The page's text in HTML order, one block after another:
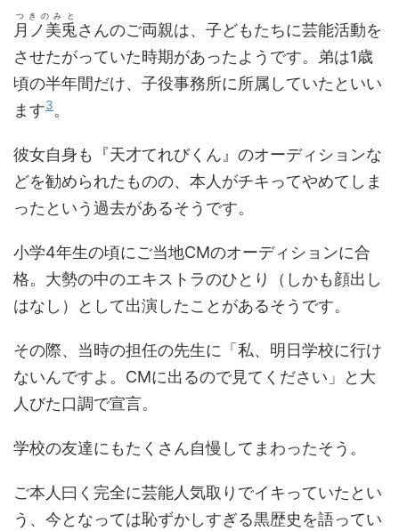
月ノ美兎
つきのみと
さんのご両親は、子どもたちに芸能活動を
させたがっていた時期があったようです。弟は1歳
頃の半年間だけ、子役事務所に所属していたといい
ます3。
彼女自身も『天才てれびくん』のオーディションな
どを勧められたものの、本人がチキってやめてしま
ったという過去があるそうです。
小学4年生の頃にご当地CMのオーディションに合
格。大勢の中のエキストラのひとり（しかも顔出し
はなし）として出演したことがあるそうです。
その際、当時の担任の先生に「私、明日学校に行け
ないんですよ。CMに出るので見てください」と大
人びた口調で宣言。
学校の友達にもたくさん自慢してまわったそう。
ご本人曰く完全に芸能人気取りでイキっていたとい
う、今となっては恥ずかしすぎる黒歴史を語ってい